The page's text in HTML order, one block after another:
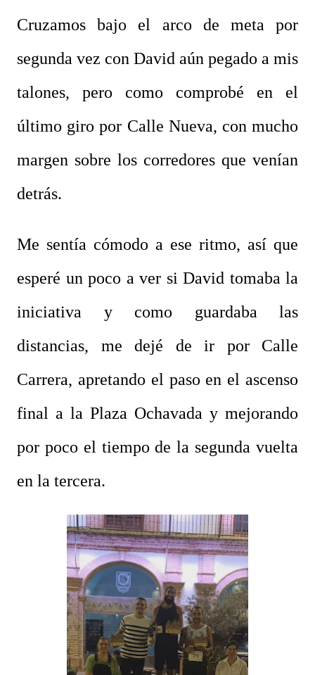
Cruzamos bajo el arco de meta por
segunda vez con David aún pegado a mis
talones, pero como comprobé en el
último giro por Calle Nueva, con mucho
margen sobre los corredores que venían
detrás.
Me sentía cómodo a ese ritmo, así que
esperé un poco a ver si David tomaba la
iniciativa y como guardaba las
distancias, me dejé de ir por Calle
Carrera, apretando el paso en el ascenso
final a la Plaza Ochavada y mejorando
por poco el tiempo de la segunda vuelta
en la tercera.